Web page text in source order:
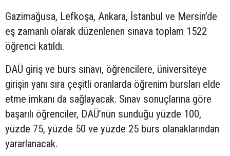
Gazimağusa, Lefkoşa, Ankara, İstanbul ve Mersin’de
eş zamanlı olarak düzenlenen sınava toplam 1522
öğrenci katıldı.
DAÜ giriş ve burs sınavı, öğrencilere, üniversiteye
girişin yanı sıra çeşitli oranlarda öğrenim bursları elde
etme imkanı da sağlayacak. Sınav sonuçlarına göre
başarılı öğrenciler, DAÜ’nün sunduğu yüzde 100,
yüzde 75, yüzde 50 ve yüzde 25 burs olanaklarından
yararlanacak.